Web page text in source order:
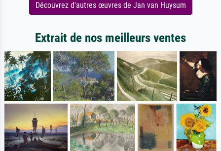
Découvrez d'autres œuvres de Jan van Huysum
Extrait de nos meilleurs ventes